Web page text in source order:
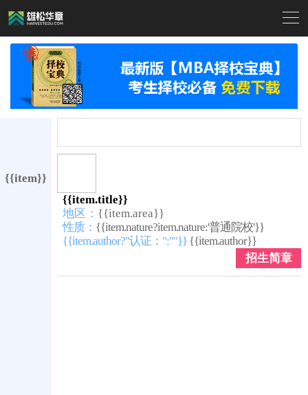

{{item}}
{{item.title}}
地区： {{item.area}}
性质： {{item.nature?item.nature:'普通院校'}}
{{item.author?"认证：":""}} {{item.author}}
招生简章